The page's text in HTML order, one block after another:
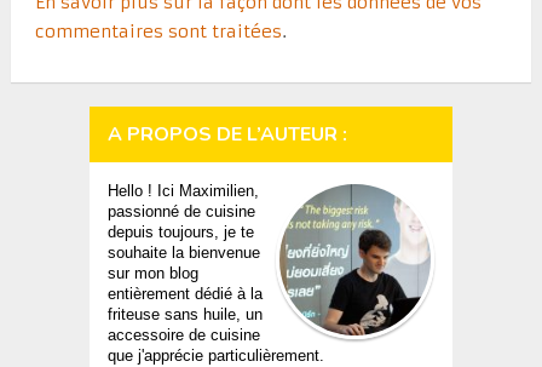
commentaires sont traitées.
A PROPOS DE L’AUTEUR :
Hello ! Ici Maximilien,
passionné de cuisine
depuis toujours, je te
souhaite la bienvenue
sur mon blog
entièrement dédié à la
friteuse sans huile, un
accessoire de cuisine
que j'apprécie particulièrement.